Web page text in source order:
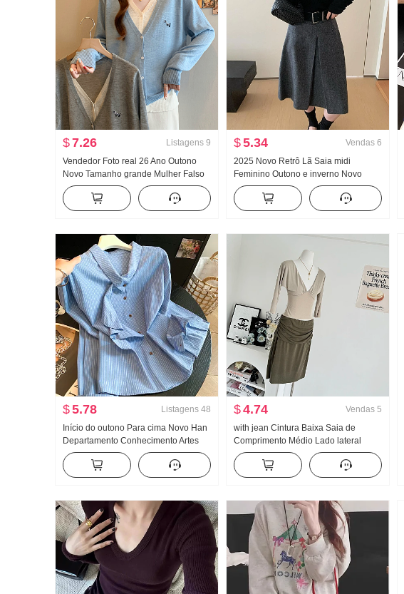
$7.26 Listagens 9
Vendedor Foto real 26 Ano Outono
Novo Tamanho grande Mulher Falso
duas peças Malha Moda Efeito
emagrecedor Tibete Carne Botão
Camisa de mangas compridas
$5.34 Vendas 6
2025 Novo Retrô Lã Saia midi
Feminino Outono e inverno Novo
Cintura alta Efeito emagrecedor Saia
em A Abertura lateral Saia Média
$5.78 Listagens 48
Início do outono Para cima Novo Han
Departamento Conhecimento Artes
Camisa Super Recomendação Fen
Camisa
$4.74 Vendas 5
with jean Cintura Baixa Saia de
Comprimento Médio Lado lateral
Abertura lateral Design Cintura Sim
Rugas Detalhes